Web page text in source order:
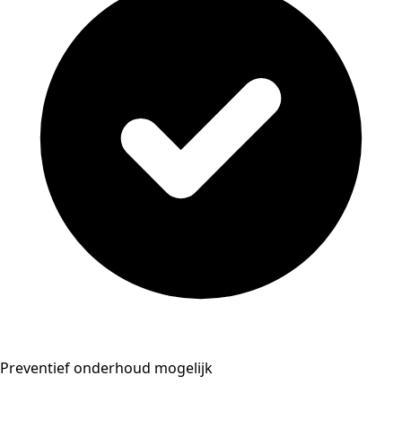
Preventief onderhoud mogelijk